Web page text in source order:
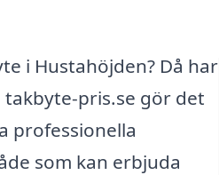
i Hustahöjden? Då har
pris.se gör det
professionella
som kan erbjuda